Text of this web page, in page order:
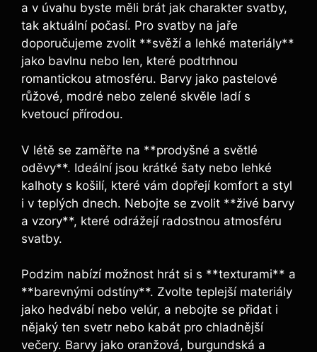
a v úvahu byste měli brát jak charakter svatby,
tak aktuální počasí. Pro svatby na jaře
doporučujeme zvolit **svěží a lehké materiály**
jako bavlnu nebo len, které podtrhnou
romantickou atmosféru. Barvy jako pastelové
růžové, modré nebo zelené skvěle ladí s
kvetoucí přírodou.
V létě se zaměřte na **prodyšné a světlé
oděvy**. Ideální jsou krátké šaty nebo lehké
kalhoty s košilí, které vám dopřejí komfort a styl
i v teplých dnech. Nebojte se zvolit **živé barvy
a vzory**, které odrážejí radostnou atmosféru
svatby.
Podzim nabízí možnost hrát si s **texturami** a
**barevnými odstíny**. Zvolte teplejší materiály
jako hedvábí nebo velúr, a nebojte se přidat i
nějaký ten svetr nebo kabát pro chladnější
večery. Barvy jako oranžová, burgundská a